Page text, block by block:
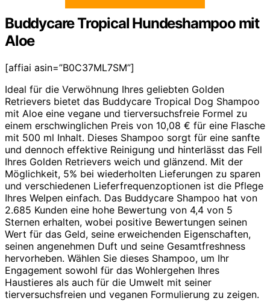
Buddycare Tropical Hundeshampoo mit
Aloe
[affiai asin=”B0C37ML7SM”]
Ideal für die Verwöhnung Ihres geliebten Golden
Retrievers bietet das Buddycare Tropical Dog Shampoo
mit Aloe eine vegane und tierversuchsfreie Formel zu
einem erschwinglichen Preis von 10,08 € für eine Flasche
mit 500 ml Inhalt. Dieses Shampoo sorgt für eine sanfte
und dennoch effektive Reinigung und hinterlässt das Fell
Ihres Golden Retrievers weich und glänzend. Mit der
Möglichkeit, 5% bei wiederholten Lieferungen zu sparen
und verschiedenen Lieferfrequenzoptionen ist die Pflege
Ihres Welpen einfach. Das Buddycare Shampoo hat von
2.685 Kunden eine hohe Bewertung von 4,4 von 5
Sternen erhalten, wobei positive Bewertungen seinen
Wert für das Geld, seine erweichenden Eigenschaften,
seinen angenehmen Duft und seine Gesamtfreshness
hervorheben. Wählen Sie dieses Shampoo, um Ihr
Engagement sowohl für das Wohlergehen Ihres
Haustieres als auch für die Umwelt mit seiner
tierversuchsfreien und veganen Formulierung zu zeigen.